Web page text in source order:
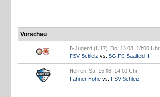
Vorschau
B-Jugend (U17), Do. 13.08. 18:00 Uhr
FSV Schleiz vs. SG FC Saalfeld II
Herren, Sa. 15.08. 14:00 Uhr
Fahner Höhe vs. FSV Schleiz